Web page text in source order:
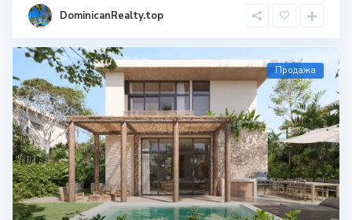
DominicanRealty.top
Продажа